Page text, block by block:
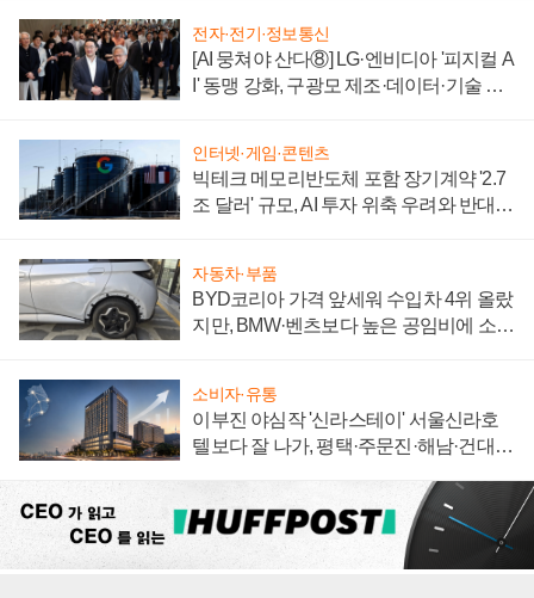
전자·전기·정보통신
[AI 뭉쳐야 산다⑧] LG·엔비디아 '피지컬 A
I' 동맹 강화, 구광모 제조·데이터·기술 결
인터넷·게임·콘텐츠
빅테크 메모리반도체 포함 장기계약 '2.7
조 달러' 규모, AI 투자 위축 우려와 반대
자동차·부품
BYD코리아 가격 앞세워 수입차 4위 올랐
지만, BMW·벤츠보다 높은 공임비에 소비
소비자·유통
이부진 야심작 '신라스테이' 서울신라호
텔보다 잘 나가, 평택·주문진·해남·건대로